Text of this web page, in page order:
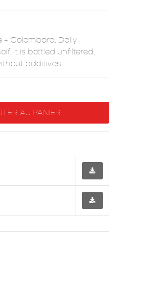
Colombard. Daily
It is bottled unfiltered,
additives.